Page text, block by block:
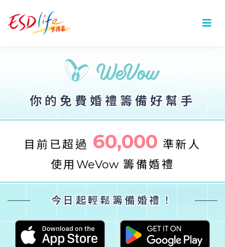
你的免費婚禮籌備好幫手
目前已超過 60,000 準新人
使用 WeVow籌備婚禮
今日起輕鬆籌備婚禮！